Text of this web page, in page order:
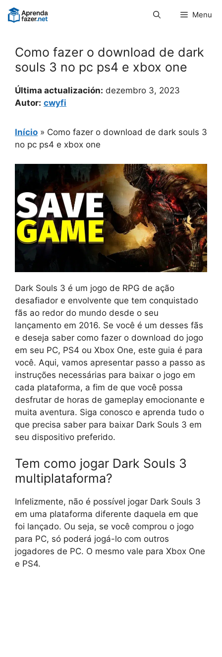
Pular
para
Menu
Como fazer o download de dark
souls 3 no pc ps4 e xbox one
Última actualización: dezembro 3, 2023
Autor: cwyfi
Início » Como fazer o download de dark souls 3
no pc ps4 e xbox one
Dark Souls 3 é um jogo de RPG de ação
desafiador e envolvente que tem conquistado
fãs ao redor do mundo desde o seu
lançamento em 2016. Se você é um desses fãs
e deseja saber como fazer o download do jogo
em seu PC, PS4 ou Xbox One, este guia é para
você. Aqui, vamos apresentar passo a passo as
instruções necessárias para baixar o jogo em
cada plataforma, a fim de que você possa
desfrutar de horas de gameplay emocionante e
muita aventura. Siga conosco e aprenda tudo o
que precisa saber para baixar Dark Souls 3 em
seu dispositivo preferido.
Tem como jogar Dark Souls 3
multiplataforma?
Infelizmente, não é possível jogar Dark Souls 3
em uma plataforma diferente daquela em que
foi lançado. Ou seja, se você comprou o jogo
para PC, só poderá jogá-lo com outros
jogadores de PC. O mesmo vale para Xbox One
e PS4.